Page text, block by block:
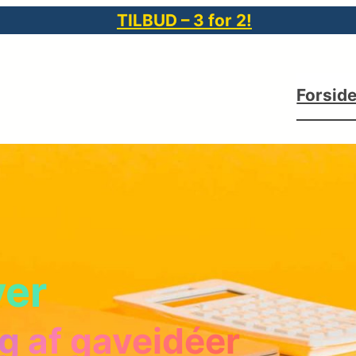
TILBUD – 3 for 2!
af gaveidéer